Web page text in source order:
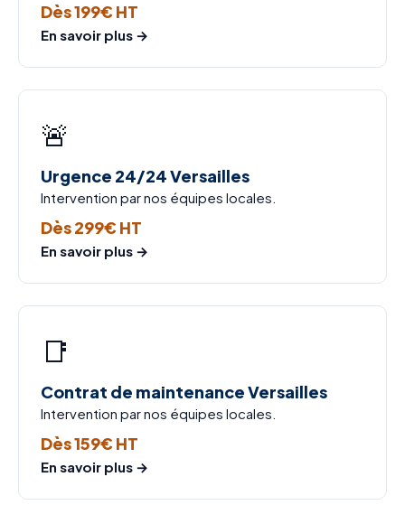
Dès 199€ HT
En savoir plus →
🚨
Urgence 24/24 Versailles
Intervention par nos équipes locales.
Dès 299€ HT
En savoir plus →
📑
Contrat de maintenance Versailles
Intervention par nos équipes locales.
Dès 159€ HT
En savoir plus →